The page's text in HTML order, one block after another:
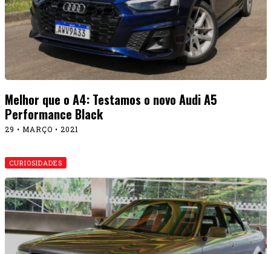
Melhor que o A4: Testamos o novo Audi A5
Performance Black
29 • MARÇO • 2021
CURIOSIDADES